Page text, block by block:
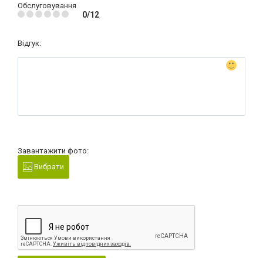
Обслуговування
0/12
Відгук:
Завантажити фото:
Вибрати